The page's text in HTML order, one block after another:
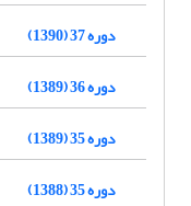
دوره 37 (1390)
دوره 36 (1389)
دوره 35 (1389)
دوره 35 (1388)